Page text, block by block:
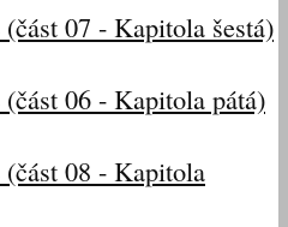
07 - Kapitola šestá)
06 - Kapitola pátá)
08 - Kapitola